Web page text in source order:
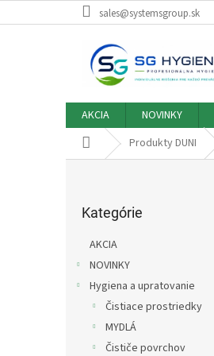
na
sales@systemsgroup.sk
AKCIA NOVINKY
DomovProdukty DUNI
kategórie
Kategórie
AKCIA
NOVINKY
Hygiena a upratovanie
Čistiace prostriedky
MYDLÁ
Čističe povrchov